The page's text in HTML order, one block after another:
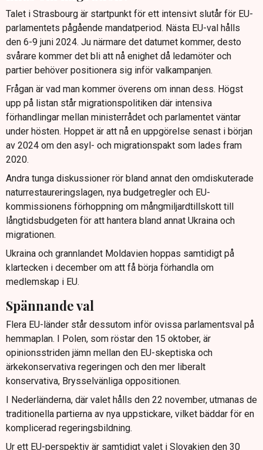
Talet i Strasbourg är startpunkt för ett intensivt slutår för EU-
parlamentets pågående mandatperiod. Nästa EU-val hålls
den 6-9 juni 2024. Ju närmare det datumet kommer, desto
svårare kommer det bli att nå enighet då ledamöter och
partier behöver positionera sig inför valkampanjen.
Frågan är vad man kommer överens om innan dess. Högst
upp på listan står migrationspolitiken där intensiva
förhandlingar mellan ministerrådet och parlamentet väntar
under hösten. Hoppet är att nå en uppgörelse senast i början
av 2024 om den asyl- och migrationspakt som lades fram
2020.
Andra tunga diskussioner rör bland annat den omdiskuterade
naturrestaureringslagen, nya budgetregler och EU-
kommissionens förhoppning om mångmiljardtillskott till
långtidsbudgeten för att hantera bland annat Ukraina och
migrationen.
Ukraina och grannlandet Moldavien hoppas samtidigt på
klartecken i december om att få börja förhandla om
medlemskap i EU.
Spännande val
Flera EU-länder står dessutom inför ovissa parlamentsval på
hemmaplan. I Polen, som röstar den 15 oktober, är
opinionsstriden jämn mellan den EU-skeptiska och
ärkekonservativa regeringen och den mer liberalt
konservativa, Brysselvänliga oppositionen.
I Nederländerna, där valet hålls den 22 november, utmanas de
traditionella partierna av nya uppstickare, vilket bäddar för en
komplicerad regeringsbildning.
Ur ett EU-perspektiv är samtidigt valet i Slovakien den 30